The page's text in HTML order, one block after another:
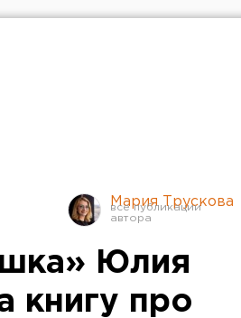
Мария Трускова
Юлия
книгу про